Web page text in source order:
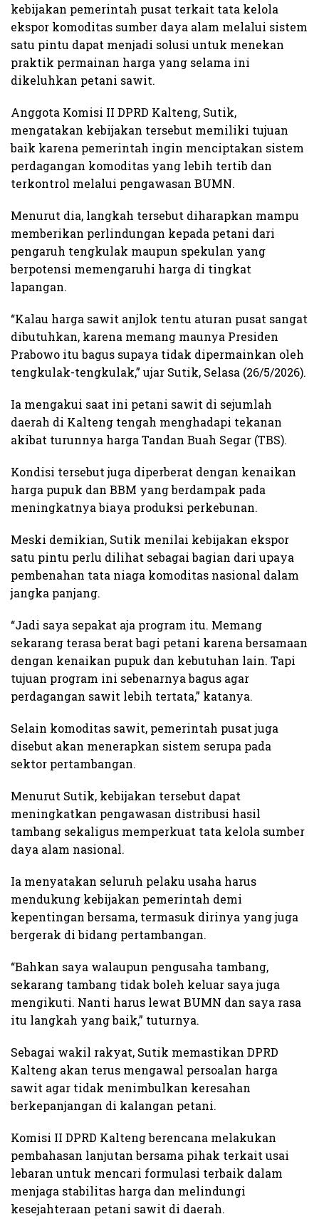
kebijakan pemerintah pusat terkait tata kelola
ekspor komoditas sumber daya alam melalui sistem
satu pintu dapat menjadi solusi untuk menekan
praktik permainan harga yang selama ini
dikeluhkan petani sawit.
Anggota Komisi II DPRD Kalteng, Sutik,
mengatakan kebijakan tersebut memiliki tujuan
baik karena pemerintah ingin menciptakan sistem
perdagangan komoditas yang lebih tertib dan
terkontrol melalui pengawasan BUMN.
Menurut dia, langkah tersebut diharapkan mampu
memberikan perlindungan kepada petani dari
pengaruh tengkulak maupun spekulan yang
berpotensi memengaruhi harga di tingkat
lapangan.
“Kalau harga sawit anjlok tentu aturan pusat sangat
dibutuhkan, karena memang maunya Presiden
Prabowo itu bagus supaya tidak dipermainkan oleh
tengkulak-tengkulak,” ujar Sutik, Selasa (26/5/2026).
Ia mengakui saat ini petani sawit di sejumlah
daerah di Kalteng tengah menghadapi tekanan
akibat turunnya harga Tandan Buah Segar (TBS).
Kondisi tersebut juga diperberat dengan kenaikan
harga pupuk dan BBM yang berdampak pada
meningkatnya biaya produksi perkebunan.
Meski demikian, Sutik menilai kebijakan ekspor
satu pintu perlu dilihat sebagai bagian dari upaya
pembenahan tata niaga komoditas nasional dalam
jangka panjang.
“Jadi saya sepakat aja program itu. Memang
sekarang terasa berat bagi petani karena bersamaan
dengan kenaikan pupuk dan kebutuhan lain. Tapi
tujuan program ini sebenarnya bagus agar
perdagangan sawit lebih tertata,” katanya.
Selain komoditas sawit, pemerintah pusat juga
disebut akan menerapkan sistem serupa pada
sektor pertambangan.
Menurut Sutik, kebijakan tersebut dapat
meningkatkan pengawasan distribusi hasil
tambang sekaligus memperkuat tata kelola sumber
daya alam nasional.
Ia menyatakan seluruh pelaku usaha harus
mendukung kebijakan pemerintah demi
kepentingan bersama, termasuk dirinya yang juga
bergerak di bidang pertambangan.
“Bahkan saya walaupun pengusaha tambang,
sekarang tambang tidak boleh keluar saya juga
mengikuti. Nanti harus lewat BUMN dan saya rasa
itu langkah yang baik,” tuturnya.
Sebagai wakil rakyat, Sutik memastikan DPRD
Kalteng akan terus mengawal persoalan harga
sawit agar tidak menimbulkan keresahan
berkepanjangan di kalangan petani.
Komisi II DPRD Kalteng berencana melakukan
pembahasan lanjutan bersama pihak terkait usai
lebaran untuk mencari formulasi terbaik dalam
menjaga stabilitas harga dan melindungi
kesejahteraan petani sawit di daerah.